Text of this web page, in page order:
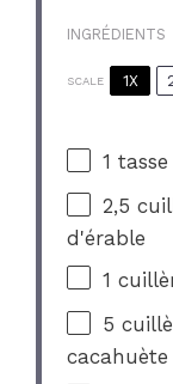
INGRÉDIENTS
SCALE 1X
1
2,5
d'érable
1
5